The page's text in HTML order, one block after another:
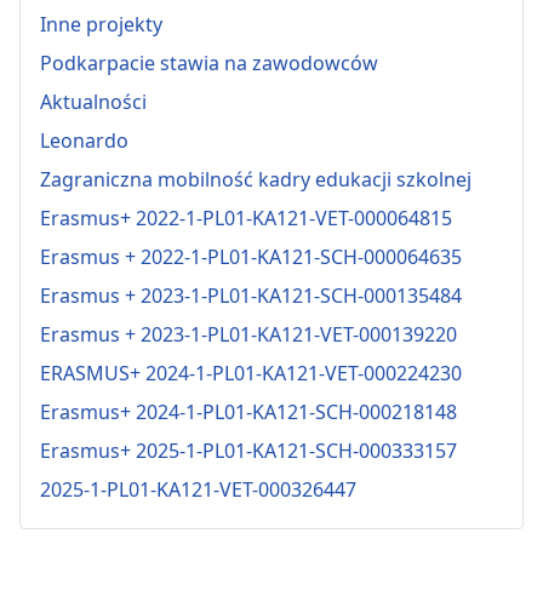
Inne projekty
Podkarpacie stawia na zawodowców
Aktualności
Leonardo
Zagraniczna mobilność kadry edukacji szkolnej
Erasmus+ 2022-1-PL01-KA121-VET-000064815
Erasmus + 2022-1-PL01-KA121-SCH-000064635
Erasmus + 2023-1-PL01-KA121-SCH-000135484
Erasmus + 2023-1-PL01-KA121-VET-000139220
ERASMUS+ 2024-1-PL01-KA121-VET-000224230
Erasmus+ 2024-1-PL01-KA121-SCH-000218148
Erasmus+ 2025-1-PL01-KA121-SCH-000333157
2025-1-PL01-KA121-VET-000326447